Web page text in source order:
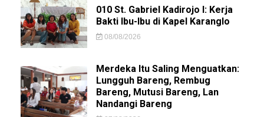
010 St. Gabriel Kadirojo I: Kerja
Bakti Ibu-Ibu di Kapel Karanglo
08/08/2026
Merdeka Itu Saling Menguatkan:
Lungguh Bareng, Rembug
Bareng, Mutusi Bareng, Lan
Nandangi Bareng